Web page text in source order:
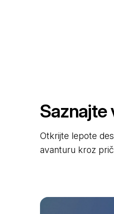
Saznajte
Otkrijte lepote
avanturu kroz